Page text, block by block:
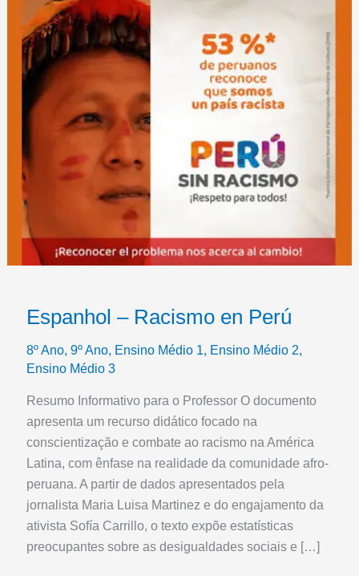
Espanhol – Racismo en Perú
8º Ano, 9º Ano, Ensino Médio 1, Ensino Médio 2,
Ensino Médio 3
Resumo Informativo para o Professor O documento
apresenta um recurso didático focado na
conscientização e combate ao racismo na América
Latina, com ênfase na realidade da comunidade afro-
peruana. A partir de dados apresentados pela
jornalista Maria Luisa Martinez e do engajamento da
ativista Sofía Carrillo, o texto expõe estatísticas
preocupantes sobre as desigualdades sociais e […]